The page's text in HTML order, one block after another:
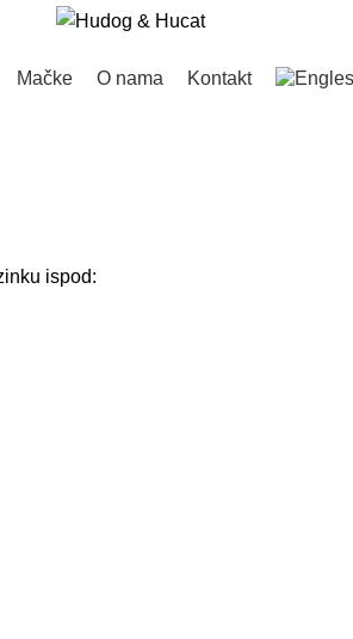
Mačke O nama Kontakt
ispod: